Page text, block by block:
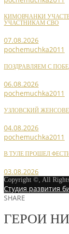
КИМОВЧАНКИ
УЧАСТНИКАМ СВО
07.08.2026
pochemuchka2011
ПОЗДРАВЛЯЕМ С
06.08.2026
pochemuchka2011
УЗЛОВСКИЙ
04.08.2026
pochemuchka2011
В ТУЛЕ ПРОШЕЛ
03.08.2026
Copyright ©, All Rights
Студия развития
SHARE
ГЕРОИ